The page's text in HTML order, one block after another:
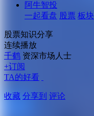
阿牛智投
一起看盘 股票 板块
股票知识分享
连续播放
千鹤 资深市场人士
+订阅
TA的好看
收藏 分享到 评论